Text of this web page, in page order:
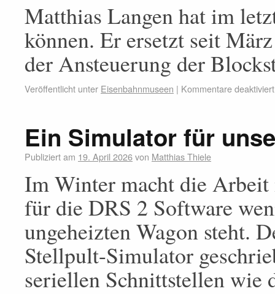
Matthias Langen hat im
können. Er ersetzt seit
der Ansteuerung der
Veröffentlicht unter Eisenbahnmuseen | Kommentare deaktiviert
Ein Simulator für
Publiziert am 19. April 2026von Matthias Thiele
Im Winter macht die
für die DRS 2 Software
ungeheizten Wagon steht.
Stellpult-Simulator
seriellen Schnittstellen